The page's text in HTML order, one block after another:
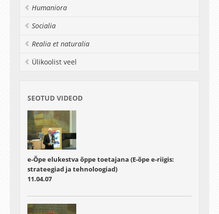
Õppejõu rollist töös hägusa üliõpilasrühmaga -
Humaniora
Socialia
Realia et naturalia
Ülikoolist veel
SEOTUD VIDEOD
e-Õpe elukestva õppe toetajana (E-õpe e-riigis:
strateegiad ja tehnoloogiad)
11.04.07